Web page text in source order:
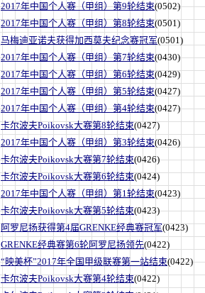
2017年中国个人赛（甲组）第9轮结束(0502)
2017年中国个人赛（甲组）第8轮结束(0501)
马梅迪亚诺夫获得加西莫夫纪念赛冠军(0501)
2017年中国个人赛（甲组）第7轮结束(0430)
2017年中国个人赛（甲组）第6轮结束(0429)
2017年中国个人赛（甲组）第5轮结束(0427)
2017年中国个人赛（甲组）第4轮结束(0427)
卡尔波夫Poikovsk大赛第8轮结束(0427)
2017年中国个人赛（甲组）第3轮结束(0426)
卡尔波夫Poikovsk大赛第7轮结束(0426)
卡尔波夫Poikovsk大赛第6轮结束(0424)
2017年中国个人赛（甲组）第1轮结束(0423)
卡尔波夫Poikovsk大赛第5轮结束(0423)
阿罗尼扬获得第4届GRENKE经典赛冠军(0423)
GRENKE经典赛第6轮阿罗尼扬领先(0422)
“映美杯”2017年全国甲级联赛第一站结束(0422)
卡尔波夫Poikovsk大赛第4轮结束(0422)